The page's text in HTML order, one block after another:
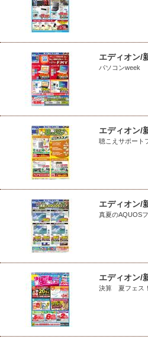
エディオン/
パソコンweek
エディオン/
聴こえサポート
エディオン/
真夏のAQUOS
エディオン/
決算 夏フェス！